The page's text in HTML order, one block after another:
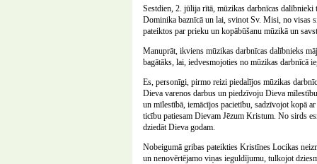
Sestdien, 2. jūlija rītā, mūzikas darbnīcas
Dominika baznīcā un lai, svinot Sv. Misi, no visas
pateiktos par prieku un kopābūšanu mūzikā un
Manuprāt, ikviens mūzikas darbnīcas dalībnieks
bagātāks, lai, iedvesmojoties no mūzikas darbnīcā
Es, personīgi, pirmo reizi piedalījos mūzikas
Dieva varenos darbus un piedzīvoju Dieva
un mīlestībā, iemācījos pacietību, sadzīvojot kopā
ticību patiesam Dievam Jēzum Kristum. No sirds
dziedāt Dieva godam.
Nobeigumā gribas pateikties Kristīnes Locikas
un nenovērtējamo viņas ieguldījumu, tulkojot